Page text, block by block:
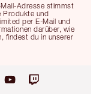
Adresse stimmst
Produkte und
per E-Mail und
darüber, wie
findest du in unserer